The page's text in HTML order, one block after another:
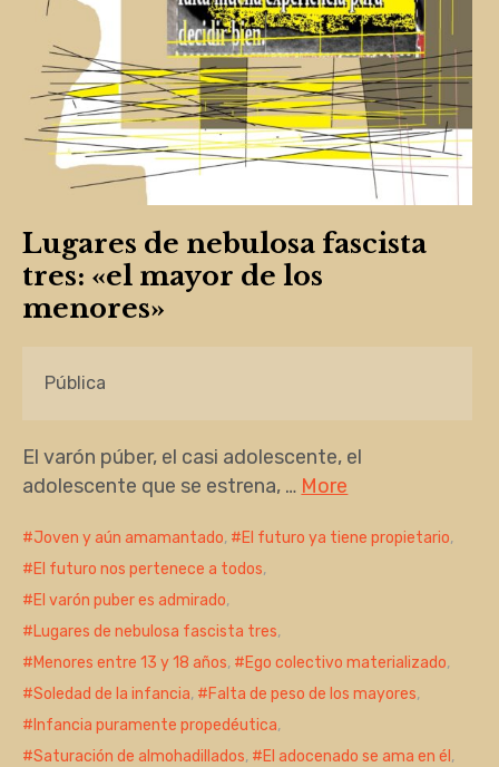
Lugares de nebulosa fascista
tres: «el mayor de los
menores»
Pública
El varón púber, el casi adolescente, el
adolescente que se estrena, … More
Joven y aún amamantado, El futuro ya tiene propietario,
El futuro nos pertenece a todos,
El varón puber es admirado,
Lugares de nebulosa fascista tres,
Menores entre 13 y 18 años, Ego colectivo materializado,
Soledad de la infancia, Falta de peso de los mayores,
Infancia puramente propedéutica,
Saturación de almohadillados, El adocenado se ama en él ,